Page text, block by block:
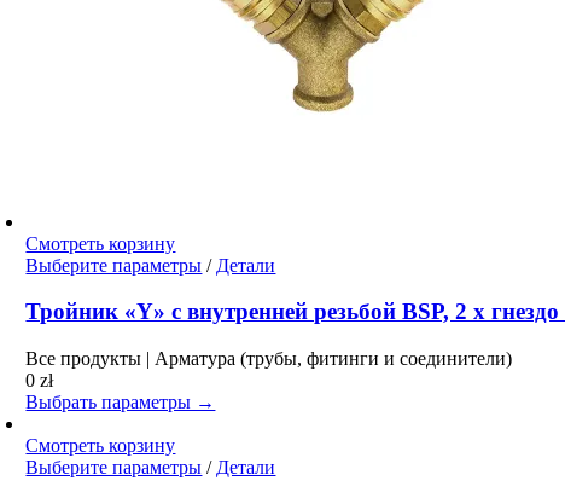
Смотреть корзину
Выберите параметры Этот
имеет
несколько
вариаций.
Опции
выбрать
странице
товара.
/ Детали
Тройник «Y» с внутренней резьбой BSP, 2 x
Все продукты | Арматура (трубы, фитинги и соединители)
0zł
Выбрать параметры →
Смотреть корзину
Выберите параметры Этот
/ Детали